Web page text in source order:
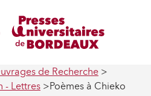
de Recherche
- Lettres Poèmes à Chieko